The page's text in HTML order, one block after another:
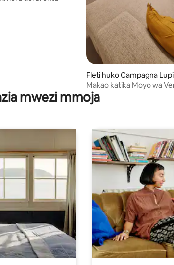
Fleti huko Campagna
Makao katika Moyo wa
Venice na Padua
mwezi mmoja